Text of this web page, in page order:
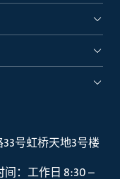
号虹桥天地3号楼
间：工作日 8:30 –